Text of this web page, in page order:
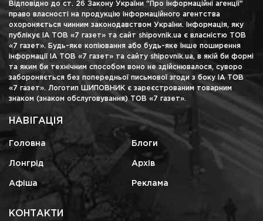
Відповідно до ст. 26 Закону України "Про інформаційні агенції"
право власності на продукцію інформаційного агентства
охороняється чинним законодавством України. Інформація, яку
публікує ІА ТОВ «7 газет» та сайт shipovnik.ua є власністю ТОВ
«7 газет». Будь-яке копіювання або будь-яке інше поширення
інформації ІА ТОВ «7 газет» та сайту shipovnik.ua, в якій би формі
та яким би технічним способом воно не здійснювалося, суворо
забороняється без попередньої письмової згоди з боку ІА ТОВ
«7 газет». Логотип ШИПОВНИК є зареєстрованим товарним
знаком (знаком обслуговування) ТОВ «7 газет».
НАВІГАЦІЯ
Головна Блоги
Лонгрід Архів
Афіша Реклама
КОНТАКТИ